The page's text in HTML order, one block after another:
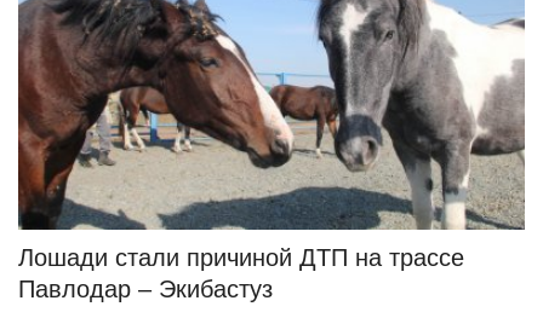
Лошади стали причиной ДТП на трассе
Павлодар – Экибастуз